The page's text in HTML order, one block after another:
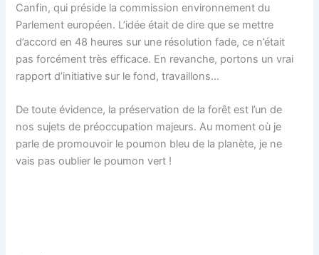
Canfin, qui préside la commission environnement du
Parlement européen. L’idée était de dire que se mettre
d’accord en 48 heures sur une résolution fade, ce n’était
pas forcément très efficace. En revanche, portons un vrai
rapport d’initiative sur le fond, travaillons…
De toute évidence, la préservation de la forêt est l’un de
nos sujets de préoccupation majeurs. Au moment où je
parle de promouvoir le poumon bleu de la planète, je ne
vais pas oublier le poumon vert !